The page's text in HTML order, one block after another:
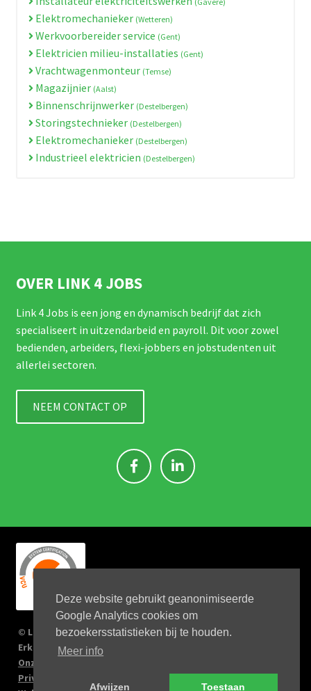
Deze website gebruikt geanonimiseerde
Google Analytics cookies om
bezoekersstatistieken bij te houden.
Meer info
Afwijzen Toestaan
Elektromechanieker (Wetteren)
Werkvoorbereider service (Gent)
Elektricien milieu-installaties (Gent)
Vrachtwagenmonteur (Temse)
Magazijnier (Aalst)
Binnenschrijnwerker (Destelbergen)
Storingstechnieker (Destelbergen)
Elektromechanieker (Destelbergen)
Industrieel elektricien (Destelbergen)
OVER LINK 4 JOBS
Link 4 Jobs is een jong en dynamisch bedrijf dat zich
specialiseert in uitzendarbeid en payroll. Dit voor zowel
bedienden, arbeiders, flexi-jobbers en jobstudenten uit
allerlei sectoren.
NEEM CONTACT OP
© Link 4 Jobs 2023
Erkenningsnr: 2167/U
Onze verplichtingen
Privacy Policy